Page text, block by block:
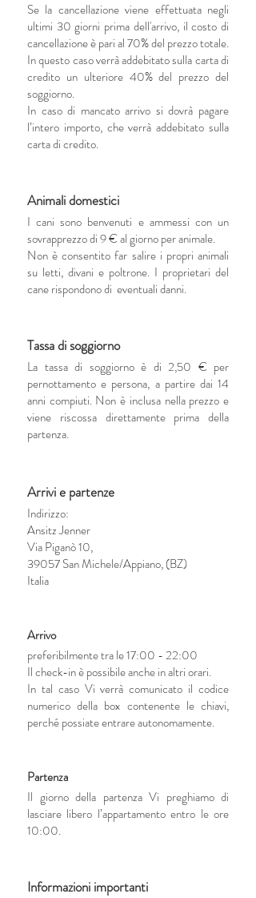
Se la cancellazione viene effettuata negli
ultimi 30 giorni prima dell'arrivo, il costo di
cancellazione è pari al 70% del prezzo totale.
In questo caso verrà addebitato sulla carta di
credito un ulteriore 40% del prezzo del
soggiorno.
In caso di mancato arrivo si dovrà pagare
l’intero importo, che verrà addebitato sulla
carta di credito.
Animali domestici
I cani sono benvenuti e ammessi con un
sovrapprezzo di 9 € al giorno per animale.
Non è consentito far salire i propri animali
su letti, divani e poltrone. I proprietari del
cane rispondono di eventuali danni.
Tassa di soggiorno
La tassa di soggiorno è di 2,50 € per
pernottamento e persona, a partire dai 14
anni compiuti. Non è inclusa nella prezzo e
viene riscossa direttamente prima della
partenza.
Arrivi e partenze
Indirizzo:
Ansitz Jenner
Via Piganò 10,
39057 San Michele/Appiano, (BZ)
Italia
Arrivo
preferibilmente tra le 17:00 - 22:00
Il check-in è possibile anche in altri orari.
In tal caso Vi verrà comunicato il codice
numerico della box contenente le chiavi,
perché possiate entrare autonomamente.
Partenza
Il giorno della partenza Vi preghiamo di
lasciare libero l’appartamento entro le ore
10:00.
Informazioni importanti